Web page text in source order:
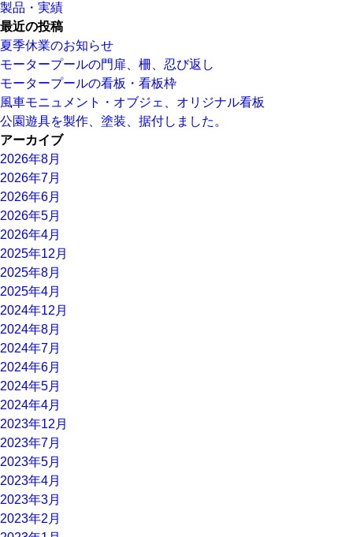
製品・実績
最近の投稿
夏季休業のお知らせ
モータープールの門扉、柵、忍び返し
モータープールの看板・看板枠
風車モニュメント・オブジェ、オリジナル看板
公園遊具を製作、塗装、据付しました。
アーカイブ
2026年8月
2026年7月
2026年6月
2026年5月
2026年4月
2025年12月
2025年8月
2025年4月
2024年12月
2024年8月
2024年7月
2024年6月
2024年5月
2024年4月
2023年12月
2023年7月
2023年5月
2023年4月
2023年3月
2023年2月